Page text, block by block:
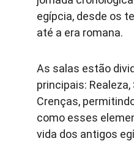
egípcia, desde os
até a era romana.
As salas estão
principais: Realeza,
Crenças,
como esses
vida dos antigos